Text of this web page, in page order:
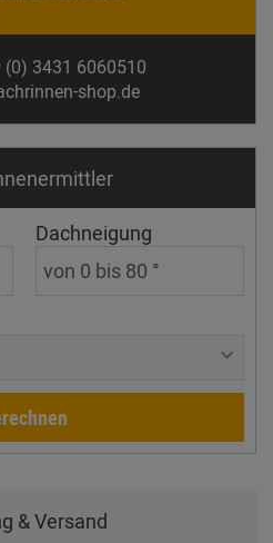
(0) 3431 6060510
shop.de
Dachneigung
& Versand